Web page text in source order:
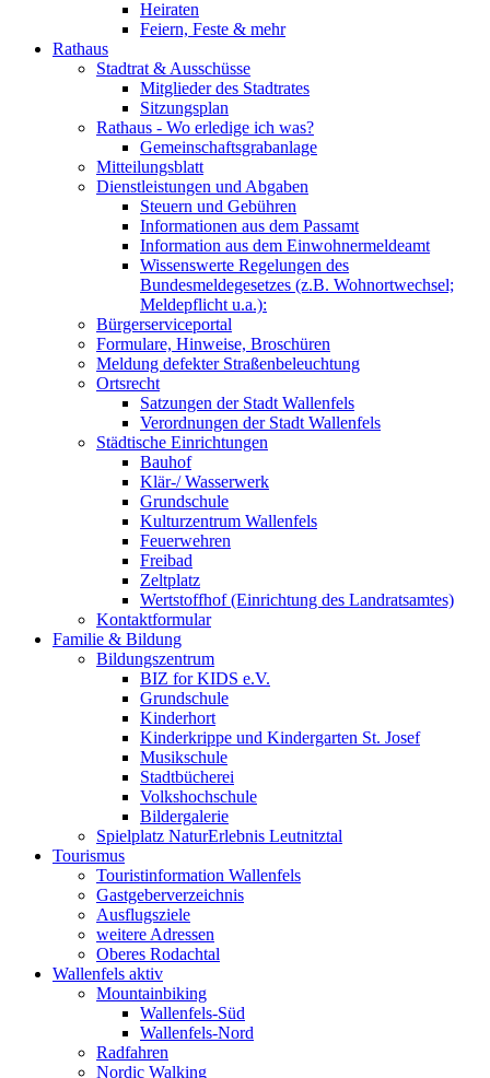
Heiraten
Feiern, Feste & mehr
Rathaus
Stadtrat & Ausschüsse
Mitglieder des Stadtrates
Sitzungsplan
Rathaus - Wo erledige ich was?
Gemeinschaftsgrabanlage
Mitteilungsblatt
Dienstleistungen und Abgaben
Steuern und Gebühren
Informationen aus dem Passamt
Information aus dem Einwohnermeldeamt
Wissenswerte Regelungen des
Bundesmeldegesetzes (z.B. Wohnortwechsel;
Meldepflicht u.a.):
Bürgerserviceportal
Formulare, Hinweise, Broschüren
Meldung defekter Straßenbeleuchtung
Ortsrecht
Satzungen der Stadt Wallenfels
Verordnungen der Stadt Wallenfels
Städtische Einrichtungen
Bauhof
Klär-/ Wasserwerk
Grundschule
Kulturzentrum Wallenfels
Feuerwehren
Freibad
Zeltplatz
Wertstoffhof (Einrichtung des Landratsamtes)
Kontaktformular
Familie & Bildung
Bildungszentrum
BIZ for KIDS e.V.
Grundschule
Kinderhort
Kinderkrippe und Kindergarten St. Josef
Musikschule
Stadtbücherei
Volkshochschule
Bildergalerie
Spielplatz NaturErlebnis Leutnitztal
Tourismus
Touristinformation Wallenfels
Gastgeberverzeichnis
Ausflugsziele
weitere Adressen
Oberes Rodachtal
Wallenfels aktiv
Mountainbiking
Wallenfels-Süd
Wallenfels-Nord
Radfahren
Nordic Walking